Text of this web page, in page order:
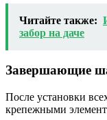
Читайте также:
забор на даче
Завершающие
После установки
крепежными